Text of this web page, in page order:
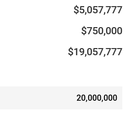
$5,057,777
$750,000
$19,057,777